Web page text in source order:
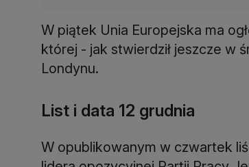
W piątek Unia Europejska ma
której - jak stwierdził jeszcze w
Londynu.
List i data 12 grudnia
W opublikowanym w czwartek